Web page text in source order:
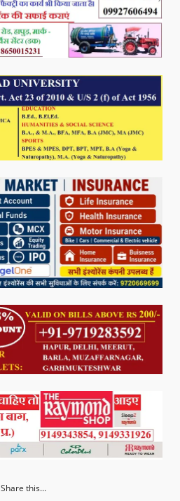
Share this...